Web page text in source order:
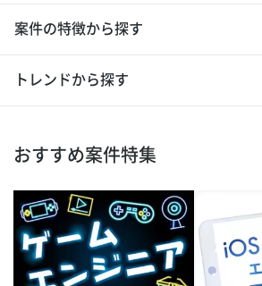
案件の特徴から探す
トレンドから探す
おすすめ案件特集